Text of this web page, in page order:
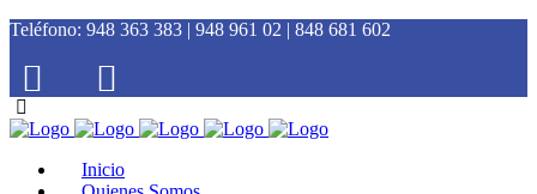
Teléfono: 948 363 383 | 948 961 02 | 848 681 602
Inicio